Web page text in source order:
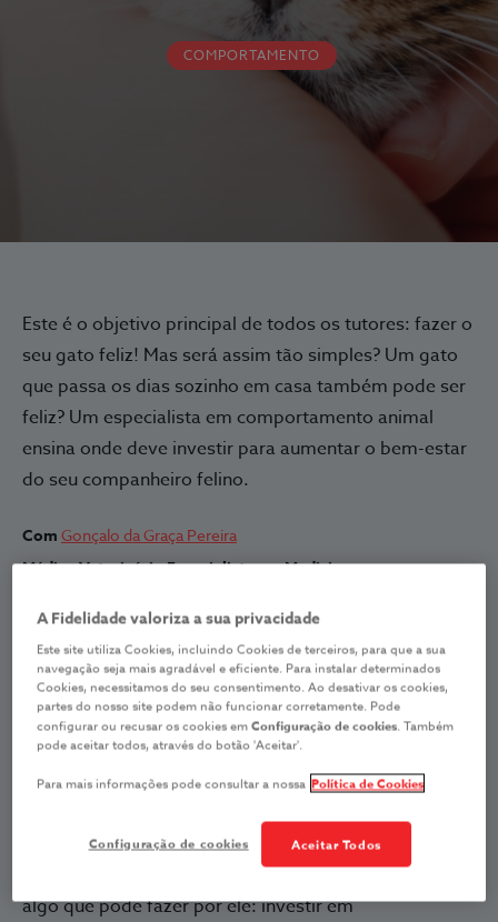
COMPORTAMENTO
Este é o objetivo principal de todos os tutores: fazer o
seu gato feliz! Mas será assim tão simples? Um gato
que passa os dias sozinho em casa também pode ser
feliz? Um especialista em comportamento animal
ensina onde deve investir para aumentar o bem-estar
do seu companheiro felino.
Com Gonçalo da Graça Pereira
Médico Veterinário Especialista em Medicina
Como é o seu dia a dia habitual? Sai de casa de manhã
cedo para trabalhar e só regressa ao final do dia? Ou
está em regime híbrido e pode ficar alguns dias a
trabalhar em casa? E o seu gato, fica sozinho a maior
de felicidade do seu companheiro felino, agora que
regressou ao trabalho presencial, saiba que existe
algo que pode fazer por ele: investir em
A Fidelidade valoriza a sua privacidade
Este site utiliza Cookies, incluindo Cookies de terceiros, para que a sua
navegação seja mais agradável e eficiente. Para instalar determinados
Cookies, necessitamos do seu consentimento. Ao desativar os cookies,
partes do nosso site podem não funcionar corretamente. Pode
configurar ou recusar os cookies emConfiguração de cookies. Também
pode aceitar todos, através do botão 'Aceitar'.
Para mais informações pode consultar a nossa Política de Cookies
Aceitar Todos
Configuração de cookies